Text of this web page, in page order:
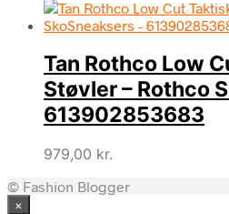
Tan Rothco Low
Støvler – Rothco
613902853683
979,00 kr.
© Fashion Blogger
×